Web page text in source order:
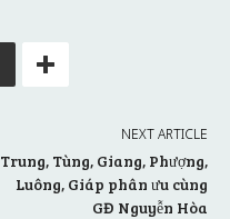
NEXT ARTICLE
Trung, Tùng, Giang, Phượng,
Luông, Giáp phân ưu cùng
GĐ Nguyễn Hòa